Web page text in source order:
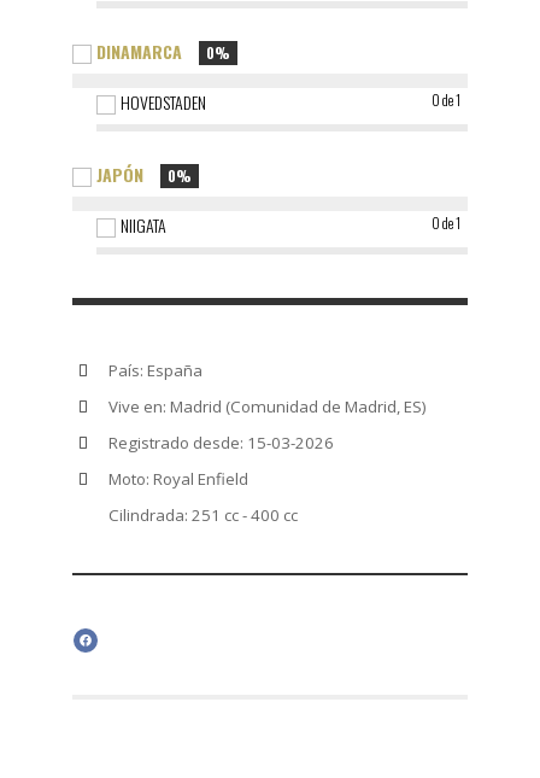
DINAMARCA 0%
HOVEDSTADEN 0 de 1
JAPÓN 0%
NIIGATA 0 de 1
País: España
Vive en: Madrid (Comunidad de Madrid, ES)
Registrado desde: 15-03-2026
Moto: Royal Enfield
Cilindrada: 251 cc - 400 cc